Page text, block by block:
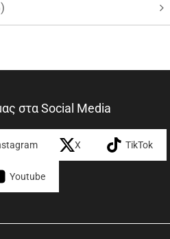
στα Social Media
X TikTok
Youtube